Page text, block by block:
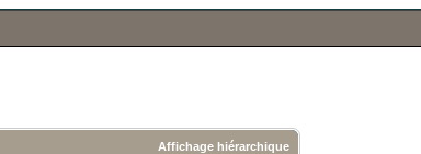
Affichage hiérarchique